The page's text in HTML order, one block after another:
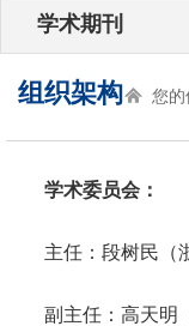
学术期刊
组织架构 您的
学术委员会：
主任：段树民（
副主任：高天明